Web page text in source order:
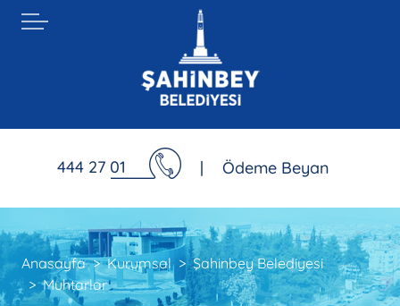
444 27 01 | Ödeme Beyan
Anasayfa Kurumsal
Şahinbey Belediyesi
Muhtarlar